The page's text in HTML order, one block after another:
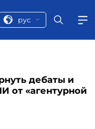
рус
дебаты и
от «агентурной